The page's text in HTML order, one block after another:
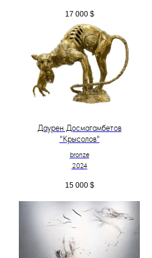
17 000 $
Даурен Досмагамбетов
"Крысолов"
bronze
2024
15 000 $